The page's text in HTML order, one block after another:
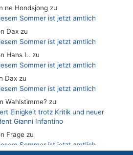
ne Hondsjong zu
Sommer ist jetzt amtlich
Dax zu
Sommer ist jetzt amtlich
Hans L. zu
Sommer ist jetzt amtlich
Dax zu
Sommer ist jetzt amtlich
Wahlstimme? zu
Einigkeit trotz Kritik und neuer
Gianni Infantino
Frage zu
Sommer ist jetzt amtlich